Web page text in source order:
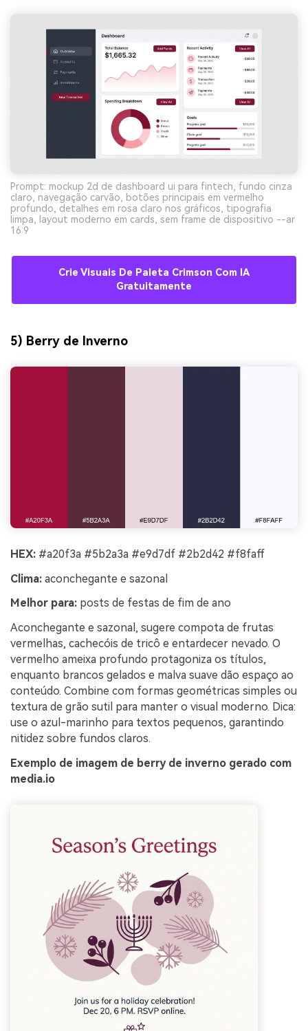
Prompt: mockup 2d de dashboard ui para fintech, fundo cinza
claro, navegação carvão, botões principais em vermelho
profundo, detalhes em rosa claro nos gráficos, tipografia
limpa, layout moderno em cards, sem frame de dispositivo --ar
16:9
Crie Visuais De Paleta Crimson Com IA
Gratuitamente
5) Berry de Inverno
HEX: #a20f3a #5b2a3a #e9d7df #2b2d42 #f8faff
Clima: aconchegante e sazonal
Melhor para: posts de festas de fim de ano
Aconchegante e sazonal, sugere compota de frutas
vermelhas, cachecóis de tricô e entardecer nevado. O
vermelho ameixa profundo protagoniza os títulos,
enquanto brancos gelados e malva suave dão espaço ao
conteúdo. Combine com formas geométricas simples ou
textura de grão sutil para manter o visual moderno. Dica:
use o azul-marinho para textos pequenos, garantindo
nitidez sobre fundos claros.
Exemplo de imagem de berry de inverno gerado com
media.io